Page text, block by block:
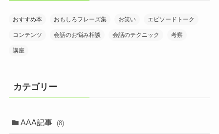
おすすめ本 おもしろフレーズ集 お笑い エピソードトーク
コンテンツ 会話のお悩み相談 会話のテクニック 考察
講座
カテゴリー
AAA記事 (8)